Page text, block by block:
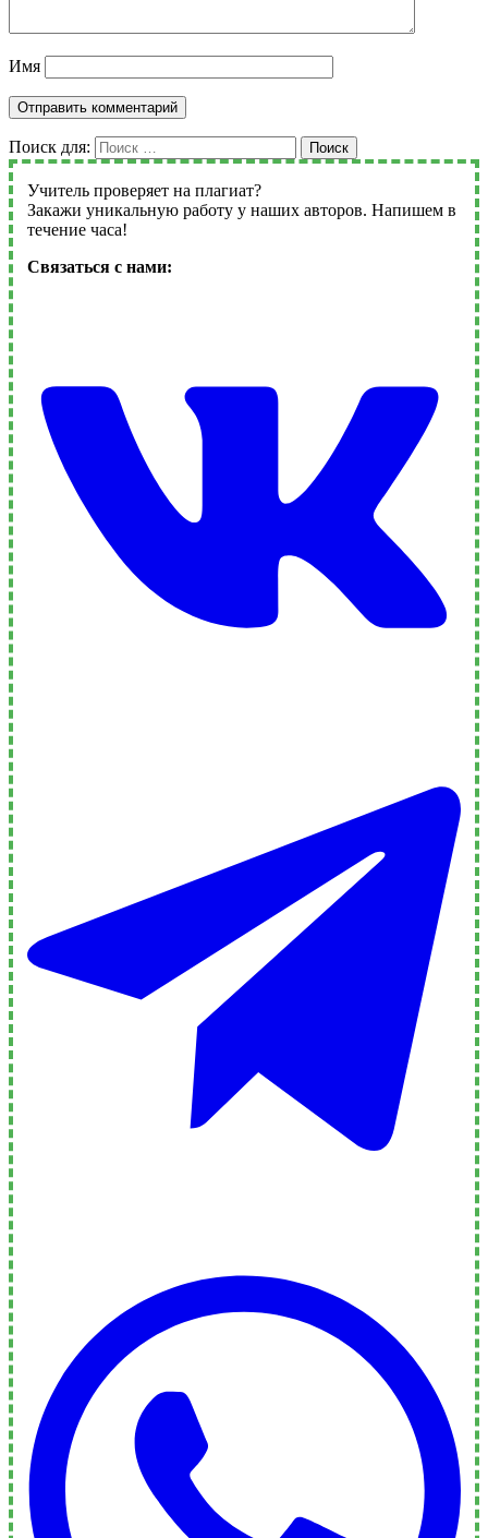
Имя
Поиск для: Поиск
Учитель проверяет на плагиат?
Закажи уникальную работу у наших авторов. Напишем в
течение часа!
Связаться с нами: